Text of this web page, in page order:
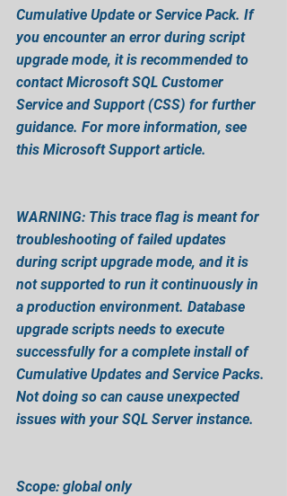
Cumulative Update or Service Pack. If
you encounter an error during script
upgrade mode, it is recommended to
contact Microsoft SQL Customer
Service and Support (CSS) for further
guidance. For more information, see
this Microsoft Support article.
WARNING: This trace flag is meant for
troubleshooting of failed updates
during script upgrade mode, and it is
not supported to run it continuously in
a production environment. Database
upgrade scripts needs to execute
successfully for a complete install of
Cumulative Updates and Service Packs.
Not doing so can cause unexpected
issues with your SQL Server instance.
Scope: global only